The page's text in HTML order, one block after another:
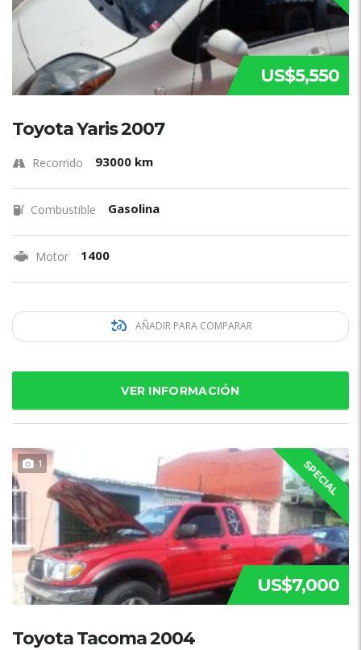
US$5,550
Toyota Yaris 2007
Recorrido 93000 km
Combustible Gasolina
Motor 1400
AÑADIR PARA COMPARAR
VER INFORMACIÓN
1 SPECIAL
US$7,000
Toyota Tacoma 2004